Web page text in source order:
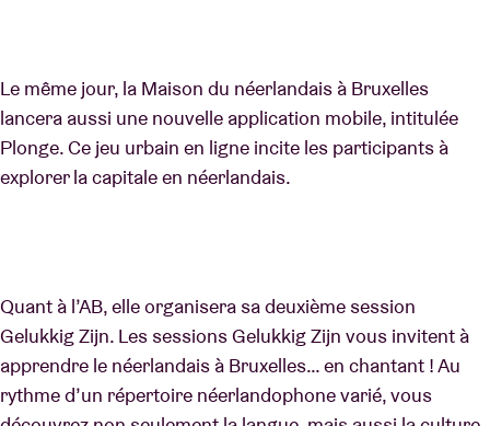
Le même jour, la Maison du néerlandais à Bruxelles
lancera aussi une nouvelle application mobile, intitulée
Plonge. Ce jeu urbain en ligne incite les participants à
explorer la capitale en néerlandais.
Quant à l’AB, elle organisera sa deuxième session
Gelukkig Zijn. Les sessions Gelukkig Zijn vous invitent à
apprendre le néerlandais à Bruxelles… en chantant ! Au
rythme d’un répertoire néerlandophone varié, vous